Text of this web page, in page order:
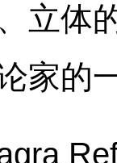
立体
家的